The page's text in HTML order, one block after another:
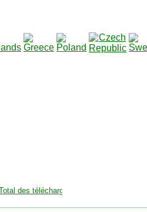
des téléchargements